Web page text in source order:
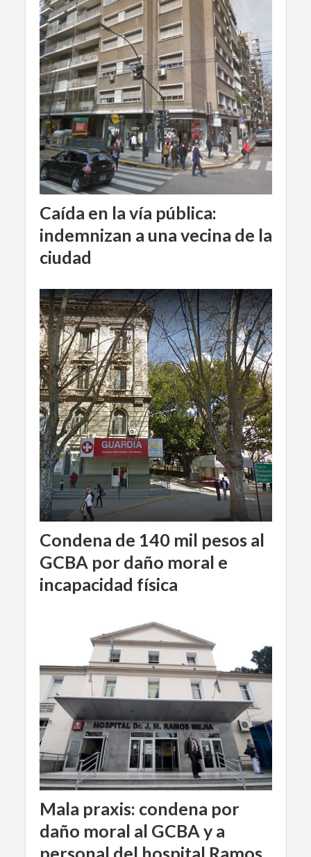
Caída en la vía pública:
indemnizan a una vecina de la
ciudad
Condena de 140 mil pesos al
GCBA por daño moral e
incapacidad física
Mala praxis: condena por
daño moral al GCBA y a